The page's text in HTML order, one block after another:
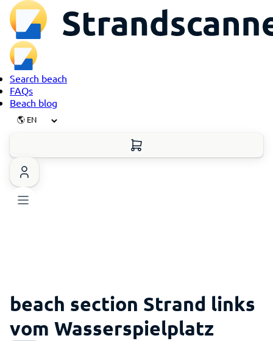
Search beach
FAQs
Beach blog
beach section Strand links
vom Wasserspielplatz